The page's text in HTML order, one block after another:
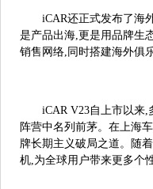
iCAR还正式发布了海
是产品出海,更是用品牌生
销售网络,同时搭建海外俱
iCAR V23自上市以来,
阵营中名列前茅。在上海
牌长期主义破局之道。随
机,为全球用户带来更多个